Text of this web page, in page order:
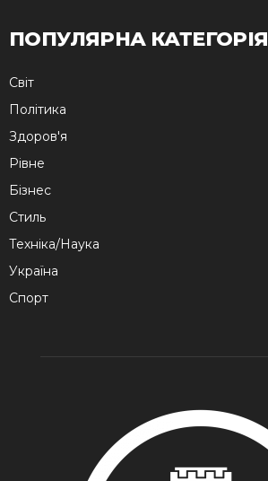
ПОПУЛЯРНА КАТЕГОРІЯ
Cвіт
Політика
Здоров'я
Рівне
Бізнес
Стиль
Техніка/Наука
Україна
Спорт